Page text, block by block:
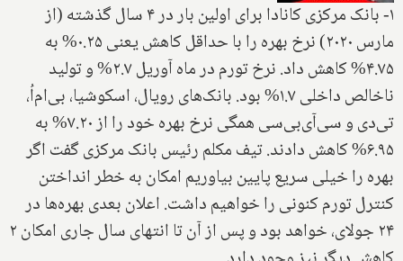
۱- بانک مرکزی کانادا برای اولین بار در ۴ سال گذشته (از
مارس ۲۰۲۰) نرخ بهره را با حداقل کاهش یعنی ۰.۲۵% به
۴.۷۵% کاهش داد. نرخ تورم در ماه آوریل ۲.۷% و تولید
ناخالص داخلی ۱.۷% بود. بانک‌های رویال، اسکوشیا، بی‌ام‌اُ،
تی‌دی و سی‌آی‌بی‌سی همگی نرخ بهره خود را از ۷.۲۰% به
۶.۹۵% کاهش دادند. تیف مکلم رئیس بانک مرکزی گفت اگر
بهره را خیلی سریع پایین بیاوریم امکان به خطر انداختن
کنترل تورم کنونی را خواهیم داشت. اعلان بعدی بهره‌ها در
۲۴ جولای، خواهد بود و پس از آن تا انتهای سال جاری امکان ۲